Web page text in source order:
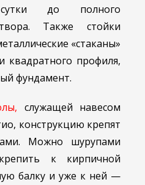
до полного
Также стойки
«стаканы»
квадратного профиля,
фундамент.
служащей навесом
конструкцию крепят
Можно шурупами
к кирпичной
балку и уже к ней —